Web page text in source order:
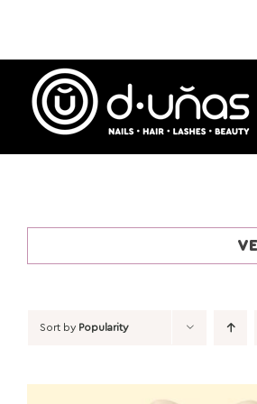
content
Sort by Popularity